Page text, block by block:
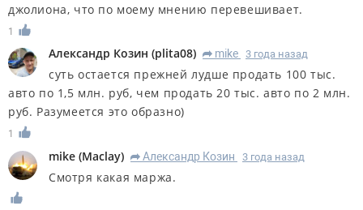
джолиона, что по моему мнению перевешивает.
1
Александр Козин (plita08) R mike 3 года назад
суть остается прежней лудше продать 100 тыс.
авто по 1,5 млн. руб, чем продать 20 тыс. авто по 2 млн.
руб. Разумеется это образно)
1
mike (Maclay) R Александр Козин 3 года назад
Смотря какая маржа.